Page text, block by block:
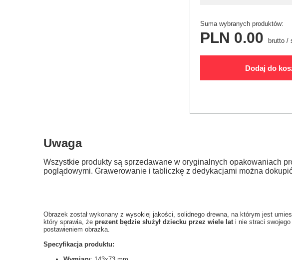
Suma wybranych produktów:
PLN 0.00 brutto/
Dodaj do
Uwaga
Wszystkie produkty są sprzedawane w oryginalnych opakowaniach
poglądowymi. Grawerowanie i tabliczkę z dedykacjami można
Obrazek został wykonany z wysokiej jakości, solidnego drewna, na którym jest
który sprawia, że prezent będzie służył dziecku przez wiele lat i nie straci
postawieniem obrazka.
Specyfikacja produktu: